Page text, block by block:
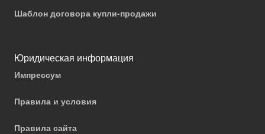
Шаблон договора купли-продажи
Юридическая информация
Импрессум
Правила и условия
Правила сайта